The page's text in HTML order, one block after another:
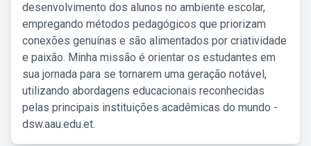
desenvolvimento dos alunos no ambiente escolar,
empregando métodos pedagógicos que priorizam
conexões genuínas e são alimentados por criatividade
e paixão. Minha missão é orientar os estudantes em
sua jornada para se tornarem uma geração notável,
utilizando abordagens educacionais reconhecidas
pelas principais instituições acadêmicas do mundo -
dsw.aau.edu.et.